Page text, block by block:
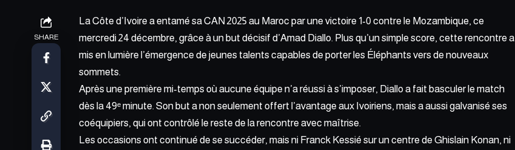
SHARE
La Côte d’Ivoire a entamé sa CAN 2025 au Maroc parune victoire 1-0 contre le Mozambique, ce
mercredi 24 décembre, grâce à un but décisif d’Amad Diallo. Plus qu’un simple score, cette rencontre a
mis en lumière l’émergence de jeunes talents capables de porter les Éléphants vers de nouveaux
sommets.
Après une première mi-temps où aucune équipe n’a réussi à s’imposer, Diallo a fait basculer le match
dès la 49ᵉ minute. Son but a non seulement offert l’avantage aux Ivoiriens, mais a aussi galvanisé ses
coéquipiers, qui ont contrôlé le reste de la rencontre avec maîtrise.
Les occasions ont continué de se succéder, mais ni Franck Kessié sur un centre de Ghislain Konan, ni